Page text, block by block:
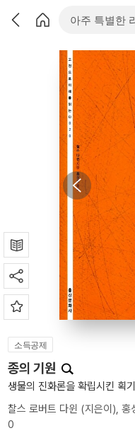
소득공제
종의 기원
생물의 진화론을 확립시킨 획
찰스 로버트 다윈 (지은이), 홍
0